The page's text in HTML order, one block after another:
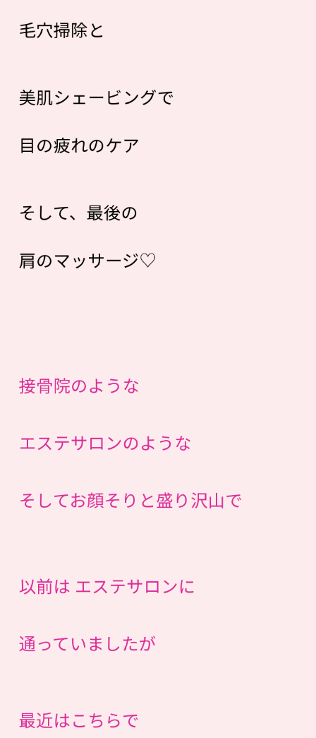
毛穴掃除と
美肌シェービングで
目の疲れのケア
そして、最後の
肩のマッサージ♡
接骨院のような
エステサロンのような
そしてお顔そりと盛り沢山で
以前は エステサロンに
通っていましたが
最近はこちらで